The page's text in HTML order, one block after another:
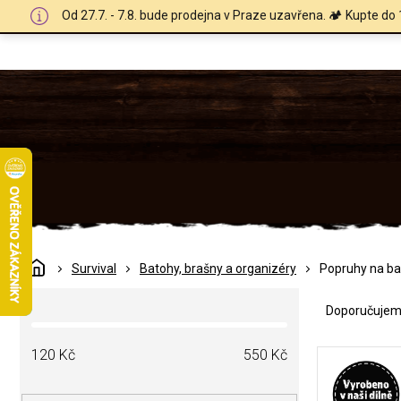
Od 27.7. - 7.8. bude prodejna v Praze uzavřena. 🏕️ Kupte
DomůSurvival Batohy, brašny a organizéry Popruhy na
P
o
a
120 Kč 550 Kč
e